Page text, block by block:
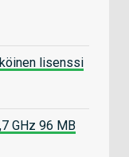
lisenssi
GHz 96 MB